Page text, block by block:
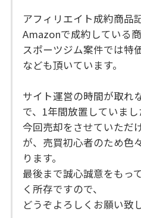
アフィリエイト成約商品
Amazonで成約している
スポーツジム案件では特
なども頂いています。
サイト運営の時間が取れ
で、1年間放置していまし
今回売却をさせていただ
が、売買初心者のため色
ります。
最後まで誠心誠意をもっ
く所存ですので、
どうぞよろしくお願い致